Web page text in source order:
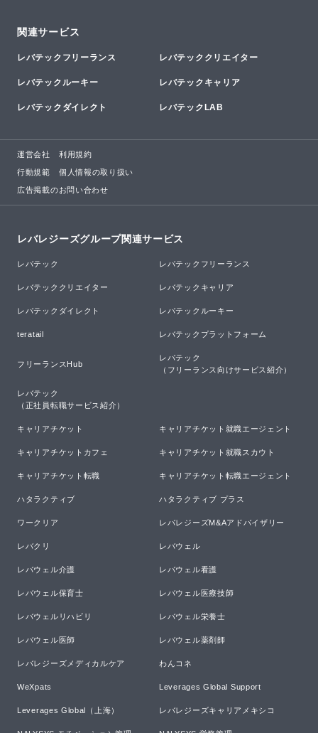
関連サービス
レバテックフリーランス レバテッククリエイター
レバテックルーキー レバテックキャリア
レバテックダイレクト レバテックLAB
運営会社 利用規約
行動規範 個人情報の取り扱い
広告掲載のお問い合わせ
レバレジーズグループ関連サービス
レバテック レバテックフリーランス
レバテッククリエイター レバテックキャリア
レバテックダイレクト レバテックルーキー
teratail レバテックプラットフォーム
フリーランスHub
レバテック
（フリーランス向けサービス紹介）
レバテック
（正社員転職サービス紹介）
キャリアチケット キャリアチケット就職エージェント
キャリアチケットカフェ キャリアチケット就職スカウト
キャリアチケット転職 キャリアチケット転職エージェント
ハタラクティブ ハタラクティブ プラス
ワークリア レバレジーズM&Aアドバイザリー
レバクリ レバウェル
レバウェル介護 レバウェル看護
レバウェル保育士 レバウェル医療技師
レバウェルリハビリ レバウェル栄養士
レバウェル医師 レバウェル薬剤師
レバレジーズメディカルケア わんコネ
WeXpats Leverages Global Support
Leverages Global（上海） レバレジーズキャリアメキシコ